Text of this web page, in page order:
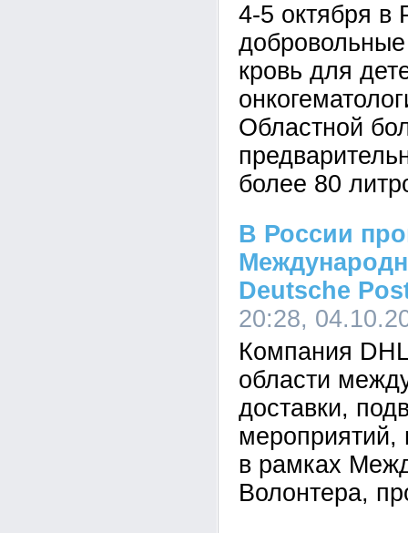
4-5 октября в
кровь для
Областной
более 80
В России
Deutsсhe
20:28,
Компания
области
доставки,
в рамках
Волонтера,